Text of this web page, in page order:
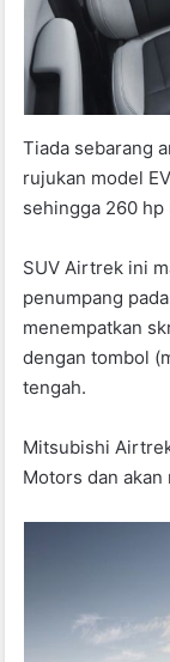
Tiada sebarang
rujukan model
sehingga 260
SUV Airtrek ini
penumpang
menempatkan
dengan tombol
tengah.
Mitsubishi
Motors dan akan